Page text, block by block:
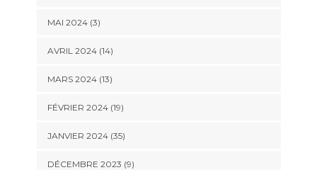
MAI 2024 (3)
AVRIL 2024 (14)
MARS 2024 (13)
FÉVRIER 2024 (19)
JANVIER 2024 (35)
DÉCEMBRE 2023 (9)